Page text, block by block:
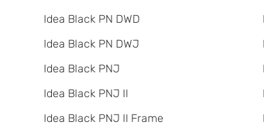
Idea Black PN DWD
Idea Black PN DWJ
Idea Black PNJ
Idea Black PNJ II
Idea Black PNJ II Frame